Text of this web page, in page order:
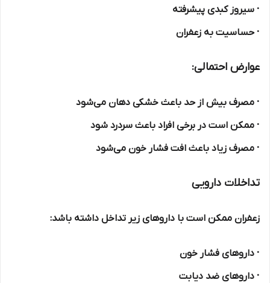
· سیروز کبدی پیشرفته
· حساسیت به زعفران
عوارض احتمالی:
· مصرف بیش از حد باعث خشکی دهان می‌شود
· ممکن است در برخی افراد باعث سردرد شود
· مصرف زیاد باعث افت فشار خون می‌شود
تداخلات دارویی
زعفران ممکن است با داروهای زیر تداخل داشته باشد:
· داروهای فشار خون
· داروهای ضد دیابت